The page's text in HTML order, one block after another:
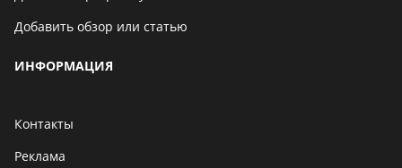
Добавить обзор или статью
ИНФОРМАЦИЯ
Контакты
Реклама